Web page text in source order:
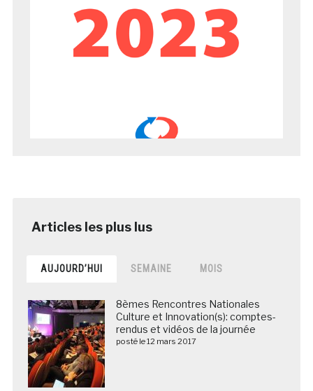
AUJOURD’HUI SEMAINE MOIS
8èmes Rencontres Nationales
Culture et Innovation(s): comptes-
rendus et vidéos de la journée
posté le 12 mars 2017